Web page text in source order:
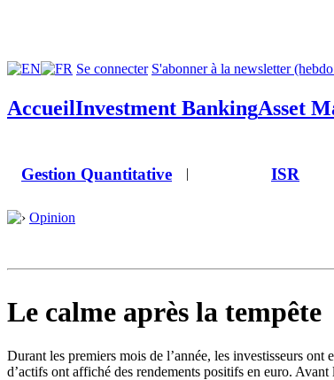
Se connecter S'abonner à la newsletter
AccueilInvestment BankingAsset
Gestion Quantitative | ISR
Opinion
Le calme après la tempête
Durant les premiers mois de l’année, les investisseurs
d’actifs ont affiché des rendements positifs en euro.